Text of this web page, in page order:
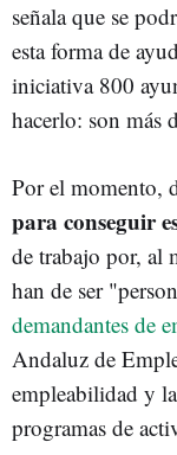
señala que se
esta forma de
iniciativa 800
hacerlo: son más
Por el momento,
para conseguir
de trabajo por, al
han de ser
demandantes de
Andaluz de
empleabilidad y
programas de